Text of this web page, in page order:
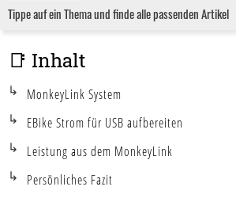
Tippe auf ein Thema und finde alle passenden Artikel
📑 Inhalt
MonkeyLink System
EBike Strom für USB aufbereiten
Leistung aus dem MonkeyLink
Persönliches Fazit